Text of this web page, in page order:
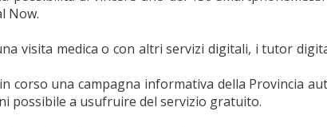
Now.
visita medica o con altri servizi digitali, i tutor
corso una campagna informativa della Provincia
possibile a usufruire del servizio gratuito.